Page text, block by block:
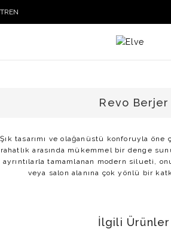
TREN
Revo Berjer
Şık tasarımı ve olağanüstü konforuyla öne
rahatlık arasında mükemmel bir denge
ayrıntılarla tamamlanan modern silueti,
veya salon alanına çok yönlü bir
İlgili Ürünler